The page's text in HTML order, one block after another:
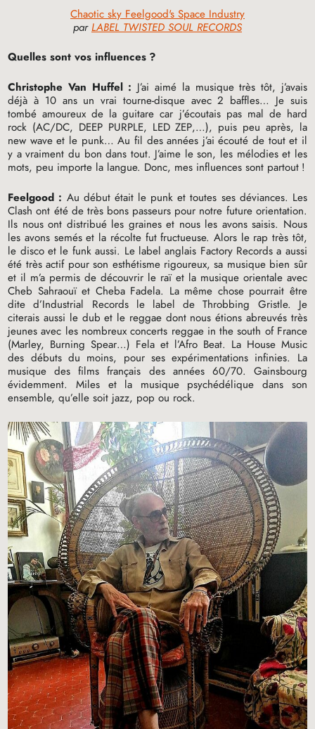
Chaotic sky Feelgood's Space Industry
parLABEL TWISTED SOUL RECORDS
Quelles sont vos influences ?
Christophe Van Huffel : J’ai aimé la musique très tôt, j’avais
déjà à 10 ans un vrai tourne-disque avec 2 baffles… Je suis
tombé amoureux de la guitare car j’écoutais pas mal de hard
rock (AC/DC, DEEP PURPLE, LED ZEP,…), puis peu après, la
new wave et le punk… Au fil des années j’ai écouté de tout et il
y a vraiment du bon dans tout. J’aime le son, les mélodies et les
mots, peu importe la langue. Donc, mes influences sont partout !
Feelgood : Au début était le punk et toutes ses déviances. Les
Clash ont été de très bons passeurs pour notre future orientation.
Ils nous ont distribué les graines et nous les avons saisis. Nous
les avons semés et la récolte fut fructueuse. Alors le rap très tôt,
le disco et le funk aussi. Le label anglais Factory Records a aussi
été très actif pour son esthétisme rigoureux, sa musique bien sûr
et il m’a permis de découvrir le raï et la musique orientale avec
Cheb Sahraouï et Cheba Fadela. La même chose pourrait être
dite d’Industrial Records le label de Throbbing Gristle. Je
citerais aussi le dub et le reggae dont nous étions abreuvés très
jeunes avec les nombreux concerts reggae in the south of France
(Marley, Burning Spear…) Fela et l’Afro Beat. La House Music
des débuts du moins, pour ses expérimentations infinies. La
musique des films français des années 60/70. Gainsbourg
évidemment. Miles et la musique psychédélique dans son
ensemble, qu’elle soit jazz, pop ou rock.